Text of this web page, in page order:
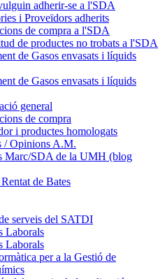
adherir-se a l'SDA
i Proveïdors adherits
de compra a l'SDA
de productes no trobats a l'SDA
de Gasos envasats i líquids
de Gasos envasats i líquids
general
de compra
i productes homologats
/ Opinions A.M.
Marc/SDA de la UMH (blog
de Bates
serveis del SATDI
Laborals
Laborals
per a la Gestió de